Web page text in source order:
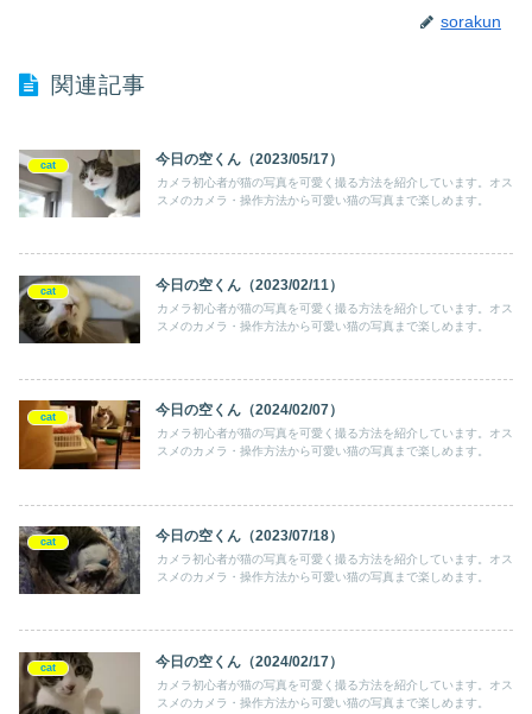
sorakun
関連記事
cat 今日の空くん（2023/05/17）
カメラ初心者が猫の写真を可愛く撮る方法を紹介しています。オス
スメのカメラ・操作方法から可愛い猫の写真まで楽しめます。
cat 今日の空くん（2023/02/11）
カメラ初心者が猫の写真を可愛く撮る方法を紹介しています。オス
スメのカメラ・操作方法から可愛い猫の写真まで楽しめます。
cat 今日の空くん（2024/02/07）
カメラ初心者が猫の写真を可愛く撮る方法を紹介しています。オス
スメのカメラ・操作方法から可愛い猫の写真まで楽しめます。
cat 今日の空くん（2023/07/18）
カメラ初心者が猫の写真を可愛く撮る方法を紹介しています。オス
スメのカメラ・操作方法から可愛い猫の写真まで楽しめます。
cat 今日の空くん（2024/02/17）
カメラ初心者が猫の写真を可愛く撮る方法を紹介しています。オス
スメのカメラ・操作方法から可愛い猫の写真まで楽しめます。